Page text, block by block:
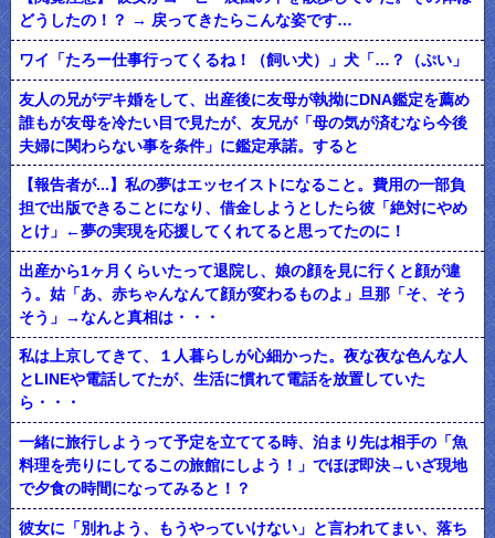
どうしたの！？ → 戻ってきたらこんな姿です…
ワイ「たろー仕事行ってくるね！（飼い犬）」犬「…？（ぷい」
友人の兄がデキ婚をして、出産後に友母が執拗にDNA鑑定を薦め
誰もが友母を冷たい目で見たが、友兄が「母の気が済むなら今後
夫婦に関わらない事を条件」に鑑定承諾。すると
【報告者が...】私の夢はエッセイストになること。費用の一部負
担で出版できることになり、借金しようとしたら彼「絶対にやめ
とけ」←夢の実現を応援してくれてると思ってたのに！
出産から1ヶ月くらいたって退院し、娘の顔を見に行くと顔が違
う。姑「あ、赤ちゃんなんて顔が変わるものよ」旦那「そ、そう
そう」→なんと真相は・・・
私は上京してきて、１人暮らしが心細かった。夜な夜な色んな人
とLINEや電話してたが、生活に慣れて電話を放置していた
ら・・・
一緒に旅行しようって予定を立ててる時、泊まり先は相手の「魚
料理を売りにしてるこの旅館にしよう！」でほぼ即決→いざ現地
で夕食の時間になってみると！？
彼女に「別れよう、もうやっていけない」と言われてまい、落ち